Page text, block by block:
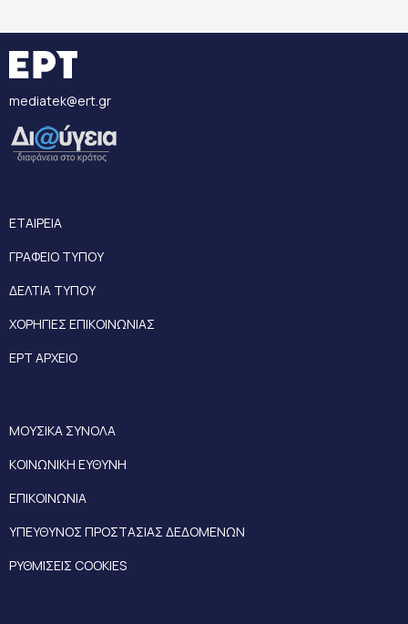
mediatek@ert.gr
ΕΤΑΙΡΕΙΑ
ΓΡΑΦΕΙΟ ΤΥΠΟΥ
ΔΕΛΤΙΑ ΤΥΠΟΥ
ΧΟΡΗΓΙΕΣ ΕΠΙΚΟΙΝΩΝΙΑΣ
ΕΡΤ ΑΡΧΕΙΟ
ΜΟΥΣΙΚΑ ΣΥΝΟΛΑ
ΚΟΙΝΩΝΙΚΗ ΕΥΘΥΝΗ
ΕΠΙΚΟΙΝΩΝΙΑ
ΥΠΕΥΘΥΝΟΣ ΠΡΟΣΤΑΣΙΑΣ ΔΕΔΟΜΕΝΩΝ
ΡΥΘΜΙΣΕΙΣ COOKIES